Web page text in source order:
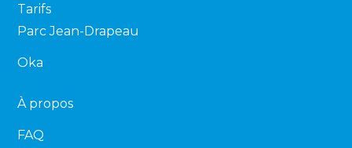
Tarifs
Parc Jean-Drapeau
Oka
À propos
FAQ